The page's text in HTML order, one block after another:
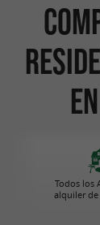
Todos los
alquiler de